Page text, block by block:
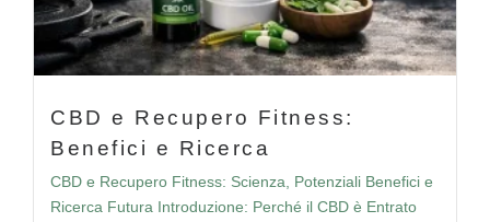
CBD e Recupero Fitness:
Benefici e Ricerca
CBD e Recupero Fitness: Scienza, Potenziali Benefici e
Ricerca Futura Introduzione: Perché il CBD è Entrato